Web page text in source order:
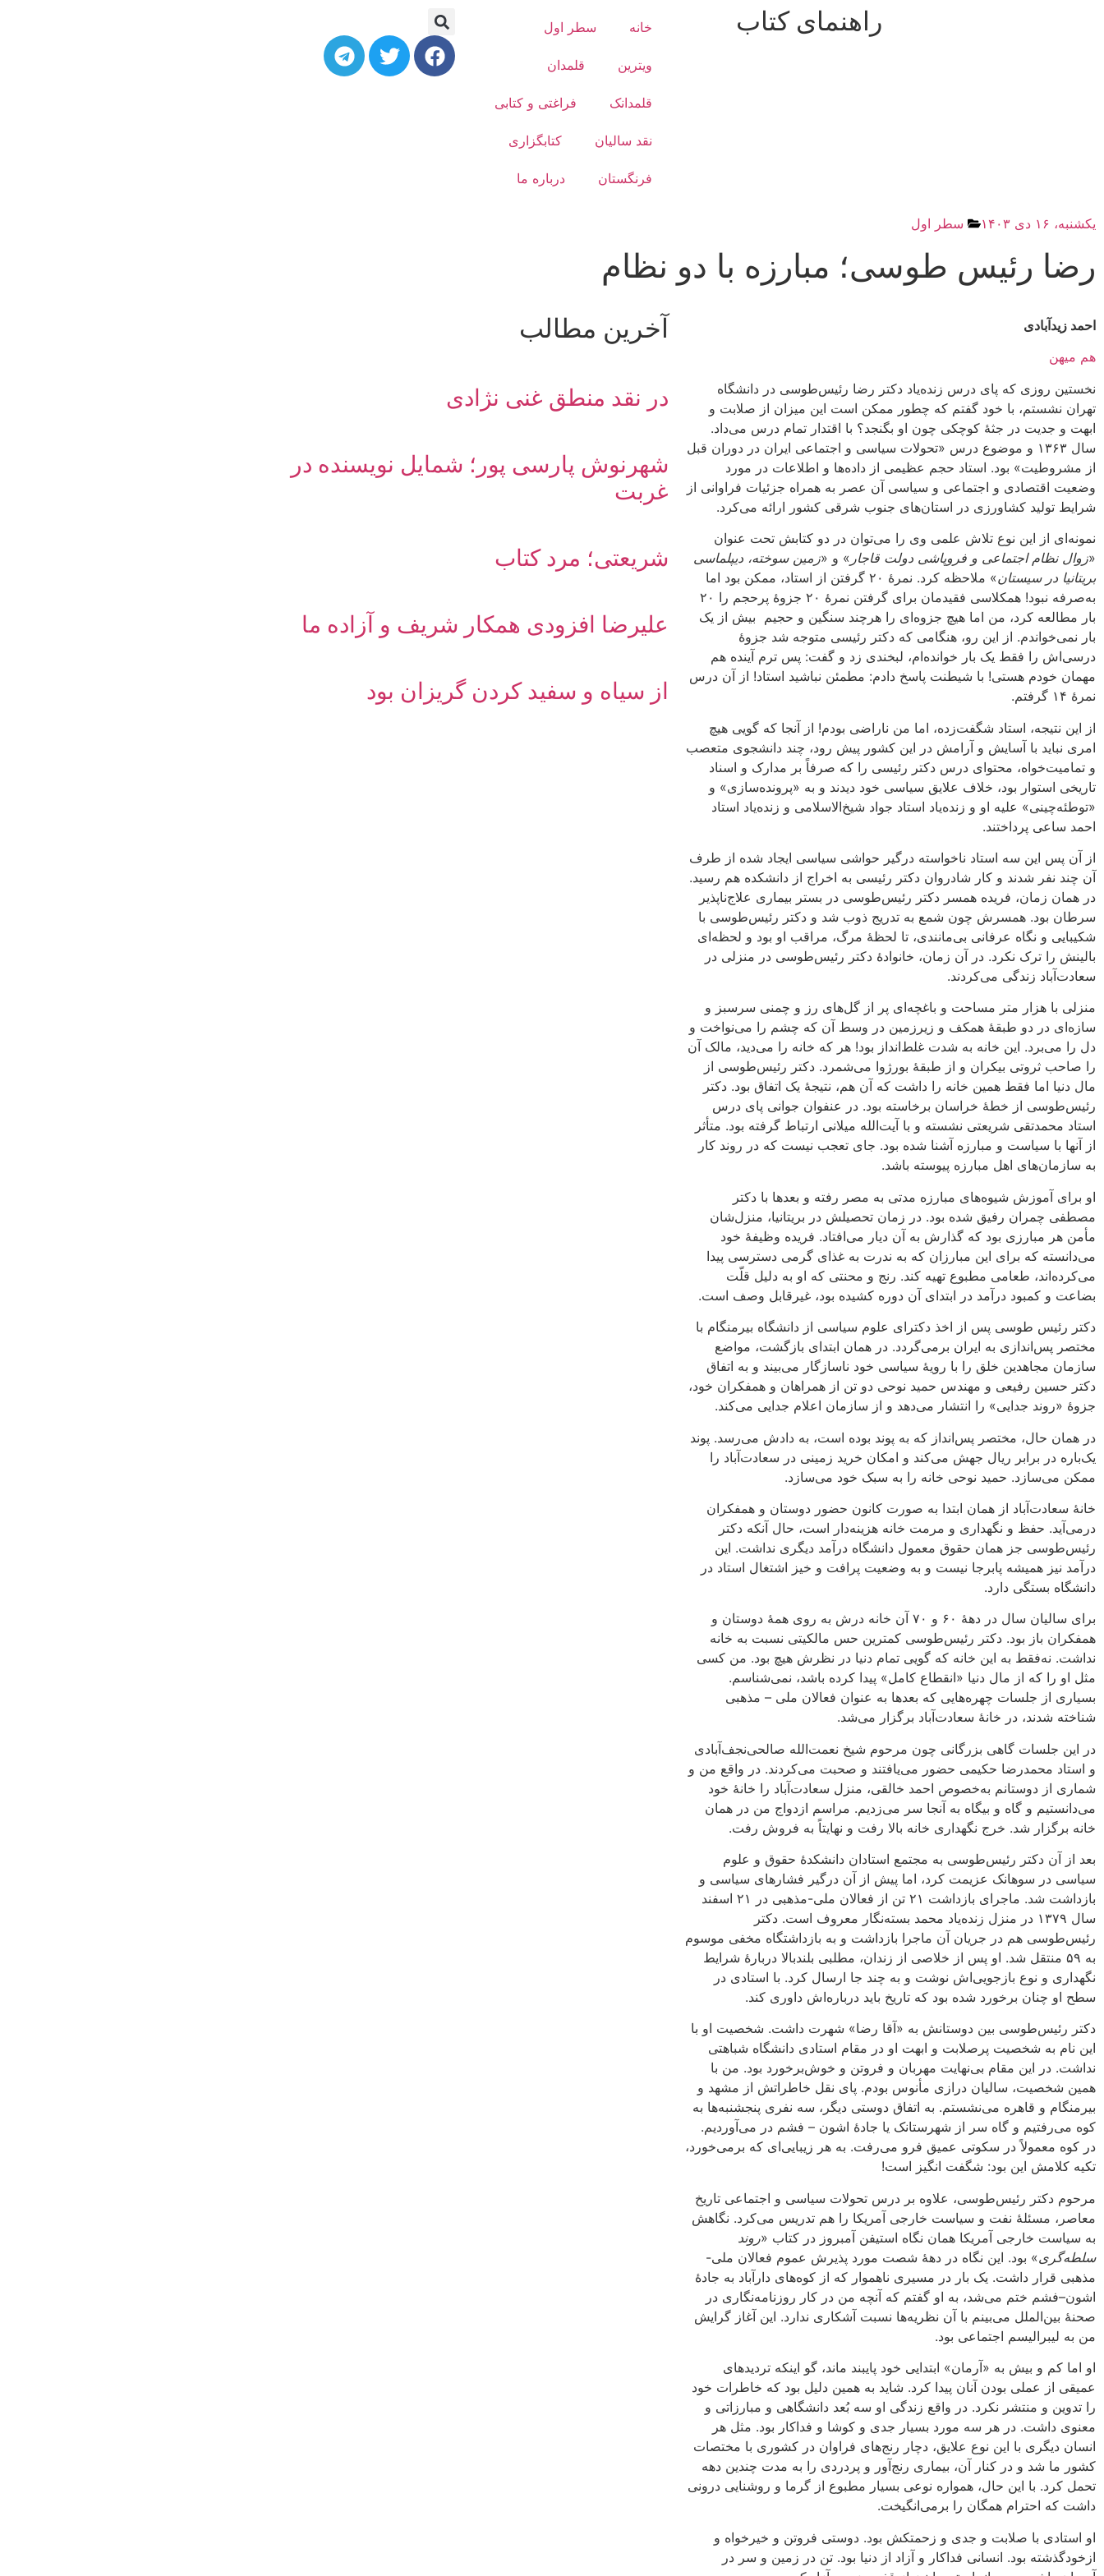
راهنمای کتاب خانه سطر اول
ویترین قلمدان
قلمدانک فراغتی و کتابی
نقد سالیان کتابگزاری
فرنگستان درباره ما
یکشنبه، ۱۶ دی ۱۴۰۳ سطر اول
رضا رئیس طوسی؛ مبارزه با دو نظام
احمد زیدآبادی
هم میهن
نخستین روزی که پای درس زنده‌یاد دکتر رضا رئیس‌طوسی در دانشگاه
تهران نشستم، با خود گفتم که چطور ممکن است این میزان از صلابت و
ابهت و جدیت در جثۀ کوچکی چون او بگنجد؟ با اقتدار تمام درس می‌داد.
سال ۱۳۶۳ و موضوع درس «تحولات سیاسی و اجتماعی ایران در دوران قبل
از مشروطیت» بود. استاد حجم عظیمی از داده‌ها و اطلاعات در مورد
وضعیت اقتصادی و اجتماعی و سیاسی آن عصر به همراه جزئیات فراوانی از
شرایط تولید کشاورزی در استان‌های جنوب شرقی کشور ارائه می‌کرد.
نمونه‌ای از این نوع تلاش علمی وی را می‌توان در دو کتابش تحت عنوان
«زوال نظام اجتماعی و فروپاشی دولت قاجار » و «زمین سوخته، دیپلماسی
بریتانیا در سیستان
» ملاحظه کرد. نمرۀ ۲۰ گرفتن از استاد، ممکن بود اما
به‌صرفه نبود! همکلاسی فقیدمان برای گرفتن نمرۀ ۲۰ جزوۀ پرحجم را ۲۰
بار مطالعه کرد، من اما هیچ جزوه‌ای را هرچند سنگین و حجیم بیش از یک
بار نمی‌خواندم. از این رو، هنگامی که دکتر رئیسی متوجه شد جزوۀ
درسی‌اش را فقط یک بار خوانده‌ام، لبخندی زد و گفت: پس ترم آینده هم
مهمان خودم هستی! با شیطنت پاسخ دادم: مطمئن نباشید استاد! از آن درس
نمرۀ ۱۴ گرفتم.
از این نتیجه، استاد شگفت‌زده، اما من ناراضی بودم! از آنجا که گویی هیچ
امری نباید با آسایش و آرامش در این کشور پیش رود، چند دانشجوی متعصب
و تمامیت‌خواه، محتوای درس دکتر رئیسی را که صرفاً بر مدارک و اسناد
تاریخی استوار بود، خلاف علایق سیاسی خود دیدند و به «پرونده‌سازی» و
«توطئه‌چینی» علیه او و زنده‌یاد استاد جواد شیخ‌الاسلامی و زنده‌یاد استاد
احمد ساعی پرداختند.
از آن پس این سه استاد ناخواسته درگیر حواشی سیاسی ایجاد شده از طرف
آن چند نفر شدند و کار شادروان دکتر رئیسی به اخراج از دانشکده هم رسید.
در همان زمان، فریده همسر دکتر رئیس‌طوسی در بستر بیماری علاج‌ناپذیر
سرطان بود. همسرش چون شمع به تدریج ذوب شد و دکتر رئیس‌طوسی با
شکیبایی و نگاه عرفانی بی‌مانندی، تا لحظۀ مرگ، مراقب او بود و لحظه‌ای
بالینش را ترک نکرد. در آن زمان، خانوادۀ دکتر رئیس‌طوسی در منزلی در
سعادت‌آباد زندگی می‌کردند.
منزلی با هزار متر مساحت و باغچه‌ای پر از گل‌های رز و چمنی سرسبز و
سازه‌ای در دو طبقۀ همکف و زیرزمین در وسط آن که چشم را می‌نواخت و
دل را می‌برد. این خانه به شدت غلط‌انداز بود! هر که خانه را می‌دید، مالک آن
را صاحب ثروتی بیکران و از طبقۀ بورژوا می‌شمرد. دکتر رئیس‌طوسی از
مال دنیا اما فقط همین خانه را داشت که آن هم، نتیجۀ یک اتفاق بود. دکتر
رئیس‌طوسی از خطۀ خراسان برخاسته بود. در عنفوان جوانی پای درس
استاد محمدتقی شریعتی نشسته و با آیت‌الله میلانی ارتباط گرفته بود. متأثر
از آنها با سیاست و مبارزه آشنا شده بود. جای تعجب نیست که در روند کار
به سازمان‌های اهل مبارزه پیوسته باشد.
او برای آموزش شیوه‌های مبارزه مدتی به مصر رفته و بعدها با دکتر
مصطفی چمران رفیق شده بود. در زمان تحصیلش در بریتانیا، منزل‌شان
مأمن هر مبارزی بود که گذارش به آن دیار می‌افتاد. فریده وظیفۀ خود
می‌دانسته که برای این مبارزان که به ندرت به غذای گرمی دسترسی پیدا
می‌کرده‌اند، طعامی مطبوع تهیه کند. رنج و محنتی که او به دلیل قلّت
بضاعت و کمبود درآمد در ابتدای آن دوره کشیده بود، غیرقابل وصف است.
دکتر رئیس طوسی پس از اخذ دکترای علوم سیاسی از دانشگاه بیرمنگام با
مختصر پس‌اندازی به ایران برمی‌گردد. در همان ابتدای بازگشت، مواضع
سازمان مجاهدین خلق را با رویۀ سیاسی خود ناسازگار می‌بیند و به اتفاق
دکتر حسین رفیعی و مهندس حمید نوحی دو تن از همراهان و همفکران خود،
جزوۀ «روند جدایی» را انتشار می‌دهد و از سازمان اعلام جدایی می‌کند.
در همان حال، مختصر پس‌انداز که به پوند بوده است، به دادش می‌رسد. پوند
یک‌باره در برابر ریال جهش می‌کند و امکان خرید زمینی در سعادت‌آباد را
ممکن می‌سازد. حمید نوحی خانه را به سبک خود می‌سازد.
خانۀ سعادت‌آباد از همان ابتدا به صورت کانون حضور دوستان و همفکران
درمی‌آید. حفظ و نگهداری و مرمت خانه هزینه‌دار است، حال آنکه دکتر
رئیس‌طوسی جز همان حقوق معمول دانشگاه درآمد دیگری نداشت. این
درآمد نیز همیشه پابرجا نیست و به وضعیت پرافت و خیز اشتغال استاد در
دانشگاه بستگی دارد.
برای سالیان سال در دهۀ ۶۰ و ۷۰ آن خانه درش به روی همۀ دوستان و
همفکران باز بود. دکتر رئیس‌طوسی کمترین حس مالکیتی نسبت به خانه
نداشت. نه‌فقط به این خانه که گویی تمام دنیا در نظرش هیچ بود. من کسی
مثل او را که از مال دنیا «انقطاع کامل» پیدا کرده باشد، نمی‌شناسم.
بسیاری از جلسات چهره‌هایی که بعدها به عنوان فعالان ملی – مذهبی
شناخته شدند، در خانۀ سعادت‌آباد برگزار می‌شد.
در این جلسات گاهی بزرگانی چون مرحوم شیخ نعمت‌الله صالحی‌نجف‌آبادی
و استاد محمدرضا حکیمی حضور می‌یافتند و صحبت می‌کردند. در واقع من و
شماری از دوستانم به‌خصوص احمد خالقی، منزل سعادت‌آباد را خانۀ خود
می‌دانستیم و گاه و بیگاه به آنجا سر می‌زدیم. مراسم ازدواج من در همان
خانه برگزار شد. خرج نگهداری خانه بالا رفت و نهایتاً به فروش رفت.
بعد از آن دکتر رئیس‌طوسی به مجتمع استادان دانشکدۀ حقوق و علوم
سیاسی در سوهانک عزیمت کرد، اما پیش از آن درگیر فشارهای سیاسی و
بازداشت شد. ماجرای بازداشت ۲۱ تن از فعالان ملی-مذهبی در ۲۱ اسفند
سال ۱۳۷۹ در منزل زنده‌یاد محمد بسته‌نگار معروف است. دکتر
رئیس‌طوسی هم در جریان آن ماجرا بازداشت و به بازداشتگاه مخفی موسوم
به ۵۹ منتقل شد. او پس از خلاصی از زندان، مطلبی بلندبالا دربارۀ شرایط
نگهداری و نوع بازجویی‌اش نوشت و به چند جا ارسال کرد. با استادی در
سطح او چنان برخورد شده بود که تاریخ باید درباره‌اش داوری کند.
دکتر رئیس‌طوسی بین دوستانش به «آقا رضا» شهرت داشت. شخصیت او با
این نام به شخصیت پرصلابت و ابهت او در مقام استادی دانشگاه شباهتی
نداشت. در این مقام بی‌نهایت مهربان و فروتن و خوش‌برخورد بود. من با
همین شخصیت، سالیان درازی مأنوس بودم. پای نقل خاطراتش از مشهد و
بیرمنگام و قاهره می‌نشستم. به اتفاق دوستی دیگر، سه نفری پنجشنبه‌ها به
کوه می‌رفتیم و گاه سر از شهرستانک یا جادۀ اشون – فشم در می‌آوردیم.
در کوه معمولاً در سکوتی عمیق فرو می‌رفت. به هر زیبایی‌ای که برمی‌خورد،
تکیه کلامش این بود: شگفت انگیز است!
مرحوم دکتر رئیس‌طوسی، علاوه بر درس تحولات سیاسی و اجتماعی تاریخ
معاصر، مسئلۀ نفت و سیاست خارجی آمریکا را هم تدریس می‌کرد. نگاهش
به سیاست خارجی آمریکا همان نگاه استیفن آمبروز در کتاب «روند
سلطه‌گری» بود. این نگاه در دهۀ شصت مورد پذیرش عموم فعالان ملی-
مذهبی قرار داشت. یک بار در مسیری ناهموار که از کوه‌های دارآباد به جادۀ
اشون–فشم ختم می‌شد، به او گفتم که آنچه من در کار روزنامه‌نگاری در
صحنۀ بین‌الملل می‌بینم با آن نظریه‌ها نسبت آشکاری ندارد. این آغاز گرایش
من به لیبرالیسم اجتماعی بود.
او اما کم و بیش به «آرمان» ابتدایی خود پایبند ماند، گو اینکه تردیدهای
عمیقی از عملی بودن آنان پیدا کرد. شاید به همین دلیل بود که خاطرات خود
را تدوین و منتشر نکرد. در واقع زندگی او سه بُعد دانشگاهی و مبارزاتی و
معنوی داشت. در هر سه مورد بسیار جدی و کوشا و فداکار بود. مثل هر
انسان دیگری با این نوع علایق، دچار رنج‌های فراوان در کشوری با مختصات
کشور ما شد و در کنار آن، بیماری رنج‌آور و پردردی را به مدت چندین دهه
تحمل کرد. با این حال، همواره نوعی بسیار مطبوع از گرما و روشنایی درونی
داشت که احترام همگان را برمی‌انگیخت.
او استادی با صلابت و جدی و زحمتکش بود. دوستی فروتن و خیرخواه و
ازخود‌گذشته بود. انسانی فداکار و آزاد از دنیا بود. تن در زمین و سر در
آخرین مطالب
در نقد منطق غنی نژادی
شهرنوش پارسی پور؛ شمایل نویسنده در
غربت
شریعتی؛ مرد کتاب
علیرضا افزودی همکار شریف و آزاده ما
از سیاه و سفید کردن گریزان بود